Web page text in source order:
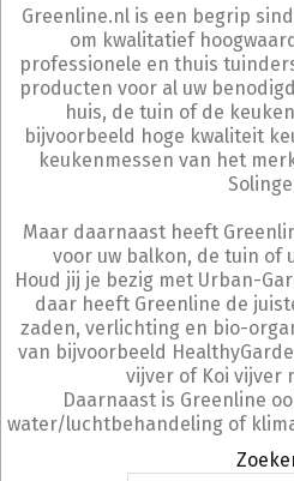
Menu
Greenline.nl is een begrip
om kwalitatief
professionele en thuis
producten voor al uw
huis, de tuin of de
bijvoorbeeld hoge kwaliteit
keukenmessen van het
Maar daarnaast heeft
voor uw balkon, de tuin of
Houd jij je bezig met Urban-
daar heeft Greenline de
zaden, verlichting en bio-
van bijvoorbeeld
vijver of Koi vijver
Daarnaast is Greenline
water/luchtbehandeling of